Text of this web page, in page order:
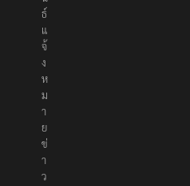
พั
น
ธ์
แ
จ้
ง
ห
ม
า
ย
ข่